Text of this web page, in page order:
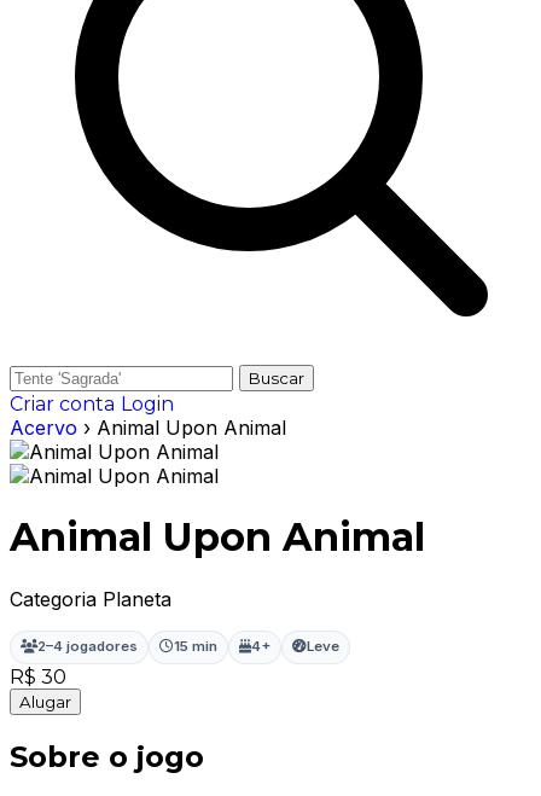
Buscar
Criar conta Login
Acervo › Animal Upon Animal
Animal Upon Animal
Categoria Planeta
2–4 jogadores 15 min 4+ Leve
R$ 30
Alugar
Sobre o jogo